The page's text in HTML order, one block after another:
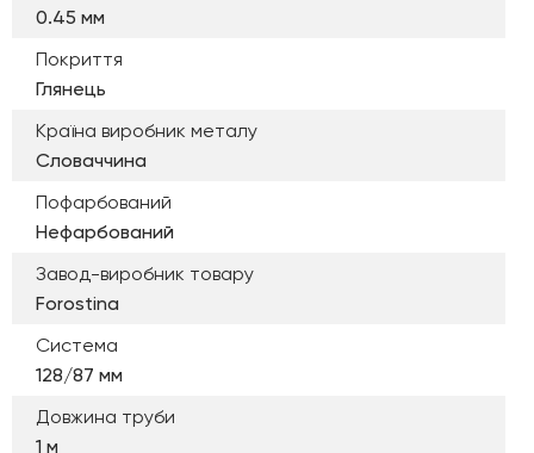
0.45 мм
Покриття
Глянець
Країна виробник металу
Словаччина
Пофарбований
Нефарбований
Завод-виробник товару
Forostina
Система
128/87 мм
Довжина труби
1 м